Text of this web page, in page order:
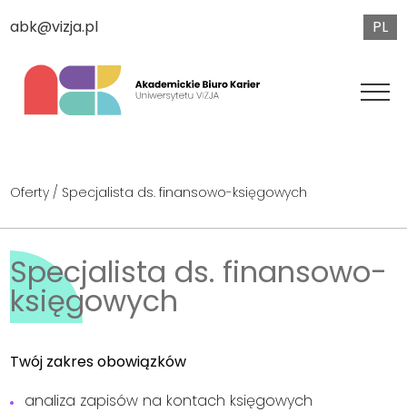
abk@vizja.pl PL
Oferty / Specjalista ds. finansowo-księgowych
Specjalista ds. finansowo-
księgowych
Twój zakres obowiązków
analiza zapisów na kontach księgowych